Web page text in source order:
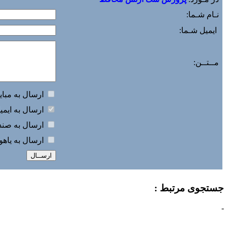
نـام شـما:
ایمیل شـما:
مــتــن:
ارسال به
ارسال به
ارسال به
ارسال به
جستجوی مرتبط :
-